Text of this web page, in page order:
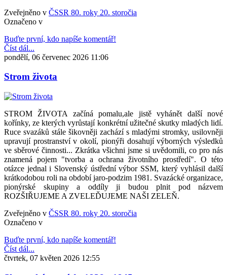
Zveřejněno v ČSSR 80. roky 20. storočia
Označeno v
Buďte první, kdo napíše komentář!
Číst dál...
pondělí, 06 červenec 2026 11:06
Strom života
STROM ŽIVOTA začíná pomalu,ale jistě vyhánět další nové
kořínky, ze kterých vyrůstají konkrétní užitečné skutky mladých lidí.
Ruce svazáků stále šikovněji zachází s mladými stromky, usilovněji
upravují prostranství v okolí, pionýři dosahují výborných výsledků
ve sběrové činnosti... Zkrátka všichni jsme si uvědomili, co pro nás
znamená pojem "tvorba a ochrana životního prostředí". O této
otázce jednal i Slovenský ústřední výbor SSM, který vyhlásil další
krátkodobou roli na období jaro-podzim 1981. Svazácké organizace,
pionýrské skupiny a oddíly ji budou plnit pod názvem
ROZŠIŘUJEME A ZVELEĎUJEME NAŠI ZELEŇ.
Zveřejněno v ČSSR 80. roky 20. storočia
Označeno v
Buďte první, kdo napíše komentář!
Číst dál...
čtvrtek, 07 květen 2026 12:55